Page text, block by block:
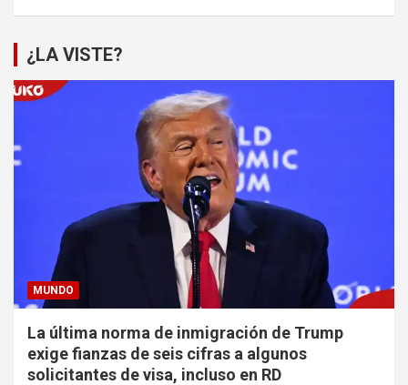
¿LA VISTE?
MUNDO
La última norma de inmigración de Trump
exige fianzas de seis cifras a algunos
solicitantes de visa, incluso en RD